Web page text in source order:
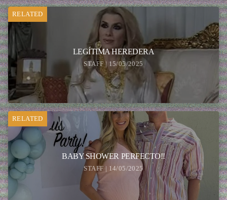
RELATED
LEGÍTIMA HEREDERA
STAFF | 15/05/2025
RELATED
BABY SHOWER PERFECTO!!
STAFF | 14/05/2025